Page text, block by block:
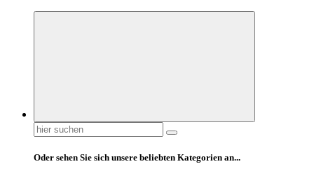
Suchen
nach:
Oder sehen Sie sich unsere beliebten Kategorien an...